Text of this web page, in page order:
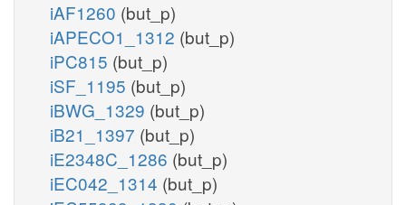
iAF1260 (but_p)
iAPECO1_1312 (but_p)
iPC815 (but_p)
iSF_1195 (but_p)
iBWG_1329 (but_p)
iB21_1397 (but_p)
iE2348C_1286 (but_p)
iEC042_1314 (but_p)